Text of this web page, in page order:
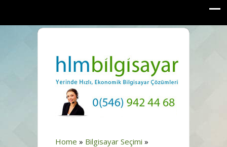
Home » Bilgisayar Seçimi »